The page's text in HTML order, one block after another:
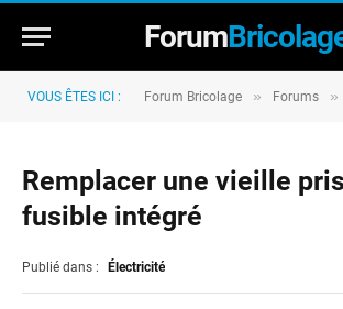
Forum
VOUS ÊTES ICI : Forum Bricolage » Forums »
Remplacer une vieille
fusible intégré
Publié dans : Électricité